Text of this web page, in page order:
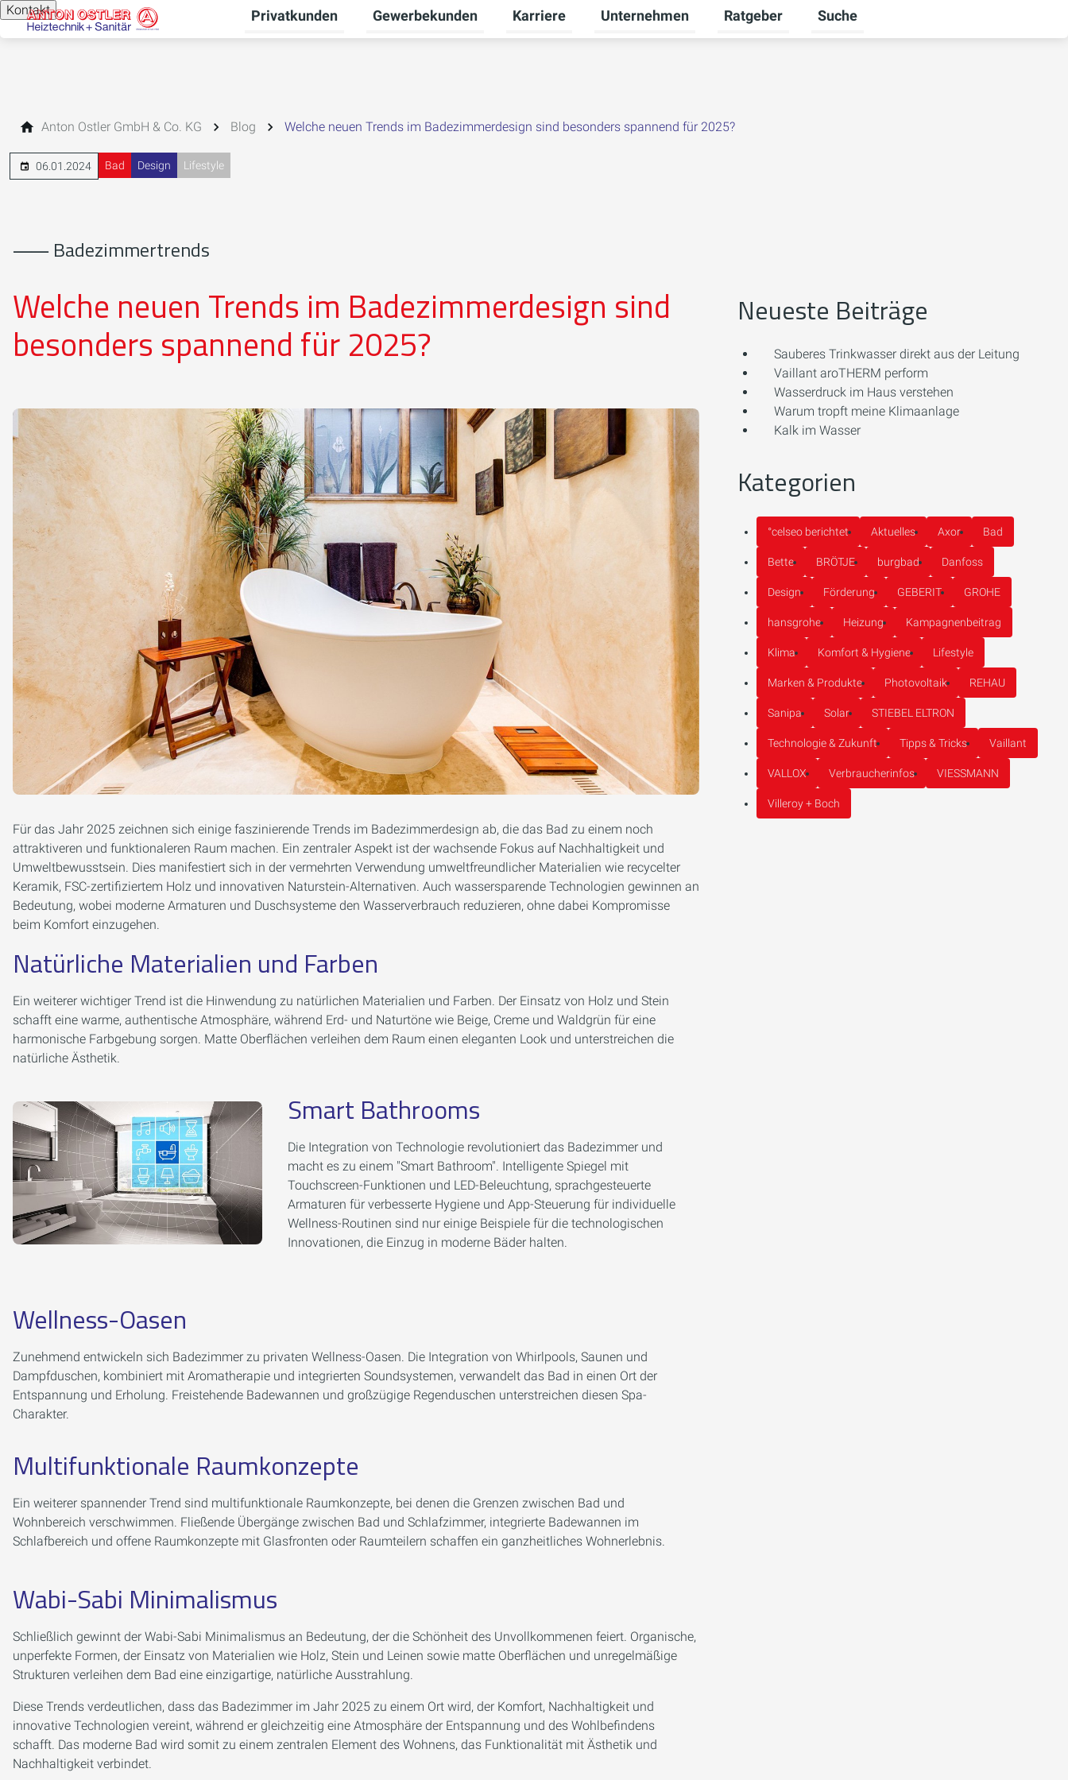
Kontakt Privatkunden
Untermenü für Privatkunden umschalten
Gewerbekunden
Untermenü für Gewerbekunden umschalten
Karriere
Untermenü für Karriere umschalten
Unternehmen
Untermenü für Unternehmen umschalten
Ratgeber
Untermenü für Ratgeber umschalten
Suche
Anton Ostler GmbH & Co. KG Blog Welche neuen Trends im Badezimmerdesign sind besonders spannend für 2025?
06.01.2024 Bad Design Lifestyle
⸺ Badezimmertrends
Welche neuen Trends im Badezimmerdesign sind
besonders spannend für 2025?
Für das Jahr 2025 zeichnen sich einige faszinierende Trends im Badezimmerdesign ab, die das Bad zu einem noch
attraktiveren und funktionaleren Raum machen. Ein zentraler Aspekt ist der wachsende Fokus auf Nachhaltigkeit und
Umweltbewusstsein. Dies manifestiert sich in der vermehrten Verwendung umweltfreundlicher Materialien wie recycelter
Keramik, FSC-zertifiziertem Holz und innovativen Naturstein-Alternativen. Auch wassersparende Technologien gewinnen an
Bedeutung, wobei moderne Armaturen und Duschsysteme den Wasserverbrauch reduzieren, ohne dabei Kompromisse
beim Komfort einzugehen.
Natürliche Materialien und Farben
Ein weiterer wichtiger Trend ist die Hinwendung zu natürlichen Materialien und Farben. Der Einsatz von Holz und Stein
schafft eine warme, authentische Atmosphäre, während Erd- und Naturtöne wie Beige, Creme und Waldgrün für eine
harmonische Farbgebung sorgen. Matte Oberflächen verleihen dem Raum einen eleganten Look und unterstreichen die
natürliche Ästhetik.
Smart Bathrooms
Die Integration von Technologie revolutioniert das Badezimmer und
macht es zu einem "Smart Bathroom". Intelligente Spiegel mit
Touchscreen-Funktionen und LED-Beleuchtung, sprachgesteuerte
Armaturen für verbesserte Hygiene und App-Steuerung für individuelle
Wellness-Routinen sind nur einige Beispiele für die technologischen
Innovationen, die Einzug in moderne Bäder halten.
Wellness-Oasen
Zunehmend entwickeln sich Badezimmer zu privaten Wellness-Oasen. Die Integration von Whirlpools, Saunen und
Dampfduschen, kombiniert mit Aromatherapie und integrierten Soundsystemen, verwandelt das Bad in einen Ort der
Entspannung und Erholung. Freistehende Badewannen und großzügige Regenduschen unterstreichen diesen Spa-
Charakter.
Multifunktionale Raumkonzepte
Ein weiterer spannender Trend sind multifunktionale Raumkonzepte, bei denen die Grenzen zwischen Bad und
Wohnbereich verschwimmen. Fließende Übergänge zwischen Bad und Schlafzimmer, integrierte Badewannen im
Schlafbereich und offene Raumkonzepte mit Glasfronten oder Raumteilern schaffen ein ganzheitliches Wohnerlebnis.
Wabi-Sabi Minimalismus
Schließlich gewinnt der Wabi-Sabi Minimalismus an Bedeutung, der die Schönheit des Unvollkommenen feiert. Organische,
unperfekte Formen, der Einsatz von Materialien wie Holz, Stein und Leinen sowie matte Oberflächen und unregelmäßige
Strukturen verleihen dem Bad eine einzigartige, natürliche Ausstrahlung.
Diese Trends verdeutlichen, dass das Badezimmer im Jahr 2025 zu einem Ort wird, der Komfort, Nachhaltigkeit und
innovative Technologien vereint, während er gleichzeitig eine Atmosphäre der Entspannung und des Wohlbefindens
schafft. Das moderne Bad wird somit zu einem zentralen Element des Wohnens, das Funktionalität mit Ästhetik und
Nachhaltigkeit verbindet.
Neueste Beiträge
Sauberes Trinkwasser direkt aus der Leitung
Vaillant aroTHERM perform
Wasserdruck im Haus verstehen
Warum tropft meine Klimaanlage
Kalk im Wasser
Kategorien
°celseo berichtet Aktuelles Axor Bad
Bette BRÖTJE burgbad Danfoss
Design Förderung GEBERIT GROHE
hansgrohe Heizung Kampagnenbeitrag
Klima Komfort & Hygiene Lifestyle
Marken & Produkte Photovoltaik REHAU
Sanipa Solar STIEBEL ELTRON
Technologie & Zukunft Tipps & Tricks Vaillant
VALLOX Verbraucherinfos VIESSMANN
Villeroy + Boch